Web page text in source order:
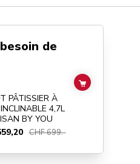
de
À TÊTE INCLINABLE 4,7L -
PÂTISSIER À
4,7L
BY YOU
CHF 699.-
ADD TO CART